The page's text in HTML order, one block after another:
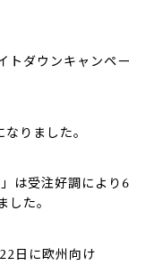
トダウンキャンペー
りました。
は受注好調により6
した。
日に欧州向け